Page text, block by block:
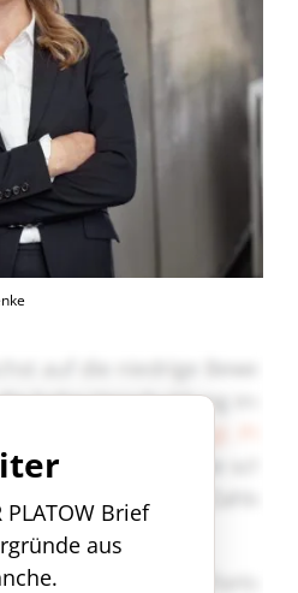
Brief
aus